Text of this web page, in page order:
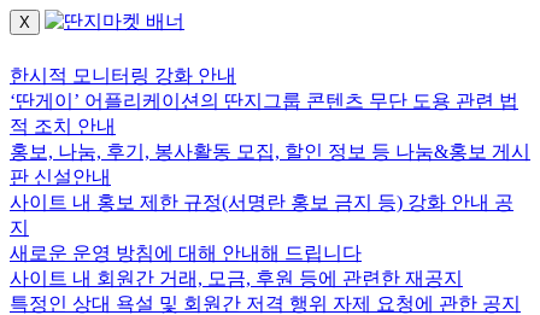
X
한시적 모니터링 강화 안내
‘딴게이’ 어플리케이션의 딴지그룹 콘텐츠 무단 도용 관련 법
적 조치 안내
홍보, 나눔, 후기, 봉사활동 모집, 할인 정보 등 나눔&홍보 게시
판 신설안내
사이트 내 홍보 제한 규정(서명란 홍보 금지 등) 강화 안내 공
지
새로운 운영 방침에 대해 안내해 드립니다
사이트 내 회원간 거래, 모금, 후원 등에 관련한 재공지
특정인 상대 욕설 및 회원간 저격 행위 자제 요청에 관한 공지